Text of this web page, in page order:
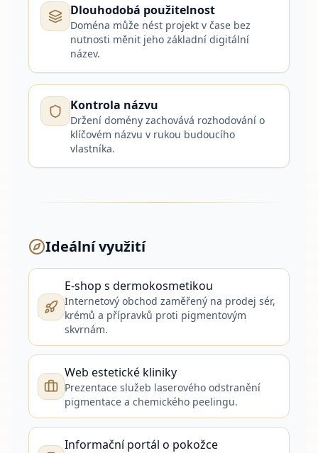
Dlouhodobá použitelnost
Doména může nést projekt v čase bez
nutnosti měnit jeho základní digitální
název.
Kontrola názvu
Držení domény zachovává rozhodování o
klíčovém názvu v rukou budoucího
vlastníka.
Ideální využití
E-shop s dermokosmetikou
Internetový obchod zaměřený na prodej sér,
krémů a přípravků proti pigmentovým
skvrnám.
Web estetické kliniky
Prezentace služeb laserového odstranění
pigmentace a chemického peelingu.
Informační portál o pokožce